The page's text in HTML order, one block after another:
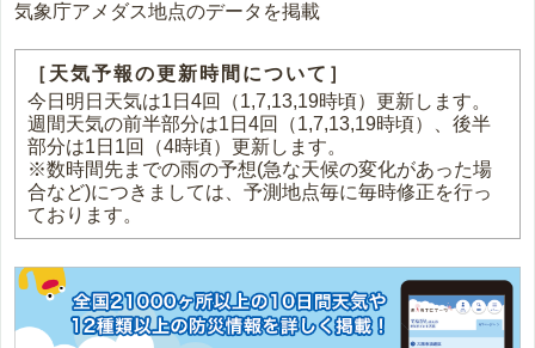
気象庁アメダス地点のデータを掲載
［天気予報の更新時間について］
今日明日天気は1日4回（1,7,13,19時頃）更新します。
週間天気の前半部分は1日4回（1,7,13,19時頃）、後半
部分は1日1回（4時頃）更新します。
※数時間先までの雨の予想(急な天候の変化があった場
合など)につきましては、予測地点毎に毎時修正を行っ
ております。